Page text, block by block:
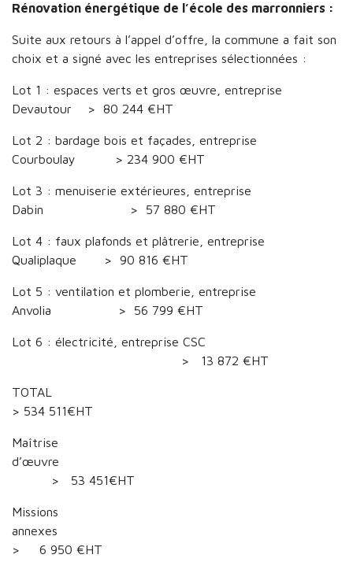
Rénovation énergétique de l’école des marronniers :
Suite aux retours à l’appel d’offre, la commune a fait son
choix et a signé avec les entreprises sélectionnées :
Lot 1 : espaces verts et gros œuvre, entreprise
Devautour > 80 244 €HT
Lot 2 : bardage bois et façades, entreprise
Courboulay > 234 900 €HT
Lot 3 : menuiserie extérieures, entreprise
Dabin > 57 880 €HT
Lot 4 : faux plafonds et plâtrerie, entreprise
Qualiplaque > 90 816 €HT
Lot 5 : ventilation et plomberie, entreprise
Anvolia > 56 799 €HT
Lot 6 : électricité, entreprise CSC
> 13 872 €HT
> 534 511€HT
Maîtrise
d’œuvre
> 53 451€HT
Missions
> 6 950 €HT